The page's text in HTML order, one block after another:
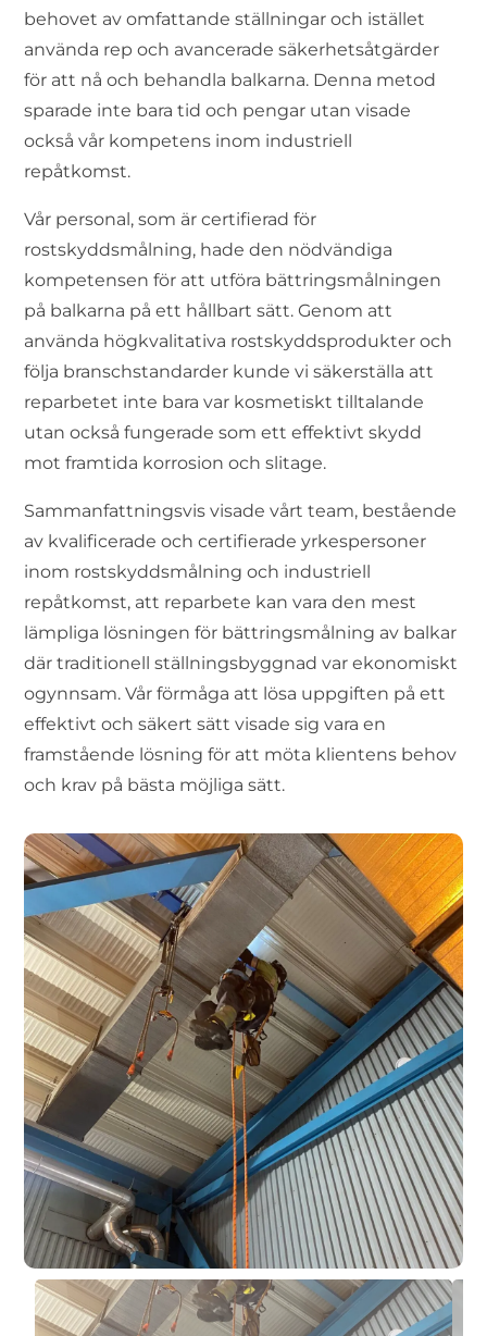
behovet av omfattande ställningar och istället
använda rep och avancerade säkerhetsåtgärder
för att nå och behandla balkarna. Denna metod
sparade inte bara tid och pengar utan visade
också vår kompetens inom industriell
repåtkomst.
Vår personal, som är certifierad för
rostskyddsmålning, hade den nödvändiga
kompetensen för att utföra bättringsmålningen
på balkarna på ett hållbart sätt. Genom att
använda högkvalitativa rostskyddsprodukter och
följa branschstandarder kunde vi säkerställa att
reparbetet inte bara var kosmetiskt tilltalande
utan också fungerade som ett effektivt skydd
mot framtida korrosion och slitage.
Sammanfattningsvis visade vårt team, bestående
av kvalificerade och certifierade yrkespersoner
inom rostskyddsmålning och industriell
repåtkomst, att reparbete kan vara den mest
lämpliga lösningen för bättringsmålning av balkar
där traditionell ställningsbyggnad var ekonomiskt
ogynnsam. Vår förmåga att lösa uppgiften på ett
effektivt och säkert sätt visade sig vara en
framstående lösning för att möta klientens behov
och krav på bästa möjliga sätt.